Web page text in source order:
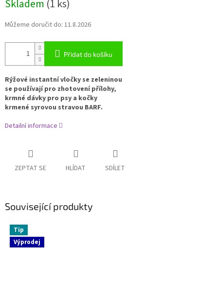
cena:
Skladem (1 ks)
Můžeme doručit do: 11.8.2026
Přidat do košíku
Rýžové instantní vločky se zeleninou
se používají pro zhotovení přílohy,
krmné dávky pro psy a kočky
krmené syrovou stravou BARF.
Detailní informace
ZEPTAT SE HLÍDAT SDÍLET
Související produkty
Tip
Výprodej